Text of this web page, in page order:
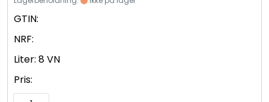
GTIN:
NRF:
Liter: 8 VN
Pris: